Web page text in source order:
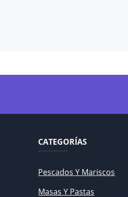
CATEGORÍAS
Pescados Y Mariscos
Masas Y Pastas